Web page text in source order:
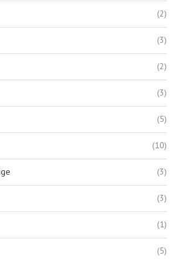
(2)
(3)
(2)
(3)
(5)
(10)
(3)
(3)
(1)
(5)